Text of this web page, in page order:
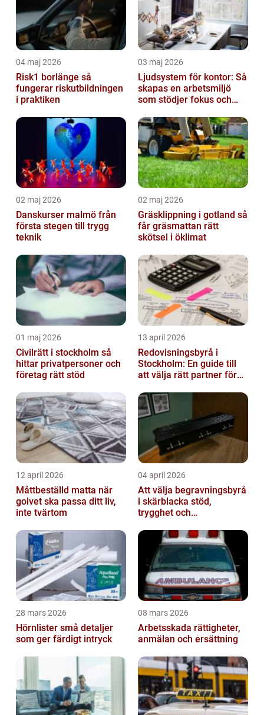
04 maj 2026
Risk1 borlänge så
fungerar riskutbildningen
i praktiken
03 maj 2026
Ljudsystem för kontor: Så
skapas en arbetsmiljö
som stödjer fokus och
02 maj 2026
Danskurser malmö från
första stegen till trygg
teknik
02 maj 2026
Gräsklippning i gotland så
får gräsmattan rätt
skötsel i öklimat
01 maj 2026
Civilrätt i stockholm så
hittar privatpersoner och
företag rätt stöd
13 april 2026
Redovisningsbyrå i
Stockholm: En guide till
att välja rätt partner för
12 april 2026
Måttbeställd matta när
golvet ska passa ditt liv,
inte tvärtom
04 april 2026
Att välja begravningsbyrå
i skärblacka stöd,
trygghet och
28 mars 2026
Hörnlister små detaljer
som ger färdigt intryck
08 mars 2026
Arbetsskada rättigheter,
anmälan och ersättning